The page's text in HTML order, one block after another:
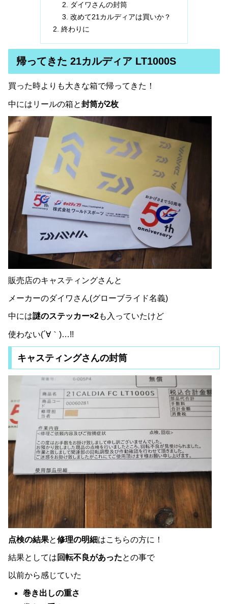
ダイワさんの封筒
改めて21カルディアは買いか？
終わりに
帰ってきた 21カルディア LT1000S
買った時よりも大きな箱で帰ってきた！
中にはリールの箱と封筒が2枚
販売店のキャスティングさんと
メーカーのダイワさん(グローブライド名義)
中には謎のステッカー×2も入っていたけど
使わない(´∀｀)…!!
キャスティングさんの封筒
点検の結果と修理の明細はこちらの方に！
結果としては 回転不良があったとの事で
以前から感じていた
巻き出しの重さ